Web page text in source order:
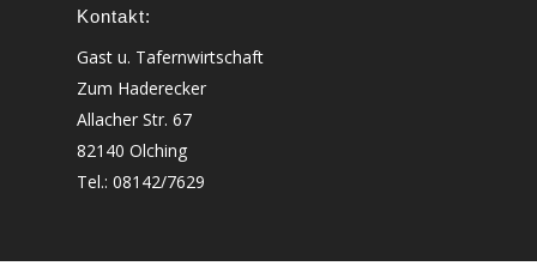
Kontakt:
Gast u. Tafernwirtschaft
Zum Haderecker
Allacher Str. 67
82140 Olching
Tel.: 08142/7629